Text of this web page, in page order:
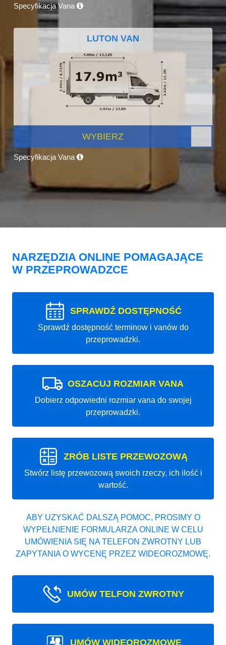
Specyfikacja Vana
LUTON VAN
WYBIERZ
Specyfikacja Vana
NARZĘDZIA ONLINE POMAGAJĄCE
W PRZEPROWADZCE
SPRAWDŹ DOSTĘPNOŚĆ
Sprawdź dostępność terminow i vanów do
przeprowadzki.
OSZACUJ ROZMIAR VANA
Dobierz odpowiedni rozmiar vana do swojej
przeprowadzki.
ZRÓB LISTE PRZEWOZOWĄ
Stwórz listę przewozową swoich rzeczy, ich ilość i
wartość.
ABY UZYSKAĆ DALSZĄ POMOC, PROSIMY O
WYPEŁNIENIE FORMULARZA ONLINE W CELU
UMÓWIENIA SIĘ NA TELEFON ZWROTNY LUB
ZAPYTANIA O WYCENĘ PRZEZ WIDEOROZMOWĘ.
UMÓW TELFON ZWROTNY
UMÓW WIDEOROZMOWE